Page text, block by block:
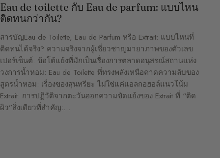
Eau de toilette กับ Eau de parfum: แบบไหน
ติดทนกว่ากัน?
สารบัญEau de Toilette, Eau de Parfum หรือ Extrait: แบบไหนที่
ติดทนได้จริง? ความจริงจากผู้เชี่ยวชาญมายาภาพของตัวเลข
เปอร์เซ็นต์: ข้อโต้แย้งที่มักเป็นเรื่องการตลาดอนุสรณ์สถานแห่ง
วงการน้ำหอม: Eau de Toilette ที่ทรงพลังเหนือคาดความลับของ
สูตรน้ำหอม: เรื่องของสุนทรียะ ไม่ใช่แค่แอลกอฮอล์แนวโน้ม
Extrait: การปฏิวัติจากตะวันออกความขัดแย้งของ Extrait ที่ “ติด
ผิว”สิ่งเดียวที่สำคัญ:…